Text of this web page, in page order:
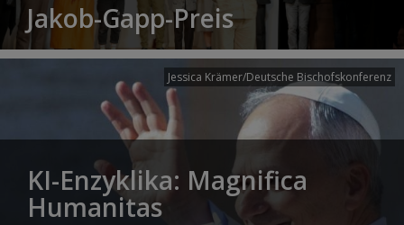
Jakob-Gapp-Preis
Jessica Krämer/Deutsche Bischofskonferenz
KI-Enzyklika: Magnifica
Humanitas